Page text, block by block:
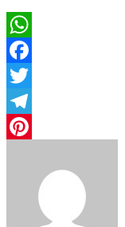
WhatsApp
Facebook
Twitter
Telegram